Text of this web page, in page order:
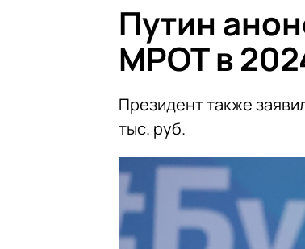
Путин
МРОТ в
Президент также
тыс. руб.